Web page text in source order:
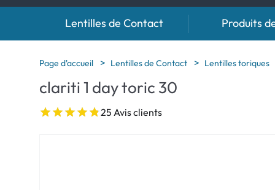
Lentilles de Contact
Marques
Acuvue
Biotrue
Catégories
Produits
Marques
Page d'accueil Lentilles de Contact Lentilles toriques
clariti 1 day toric 30
25 Avis clients